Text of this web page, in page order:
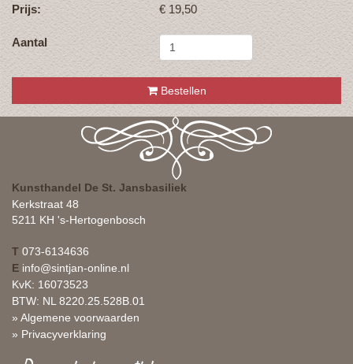
Prijs:
€19,50
Aantal
Bestellen
Kunsthandel De St. Jansbasiliek
Kerkstraat 48
5211 KH 's-Hertogenbosch
T 073-6134636
E info@sintjan-online.nl
KvK: 16073523
BTW: NL 8220.25.528B.01
» Algemene voorwaarden
» Privacyverklaring